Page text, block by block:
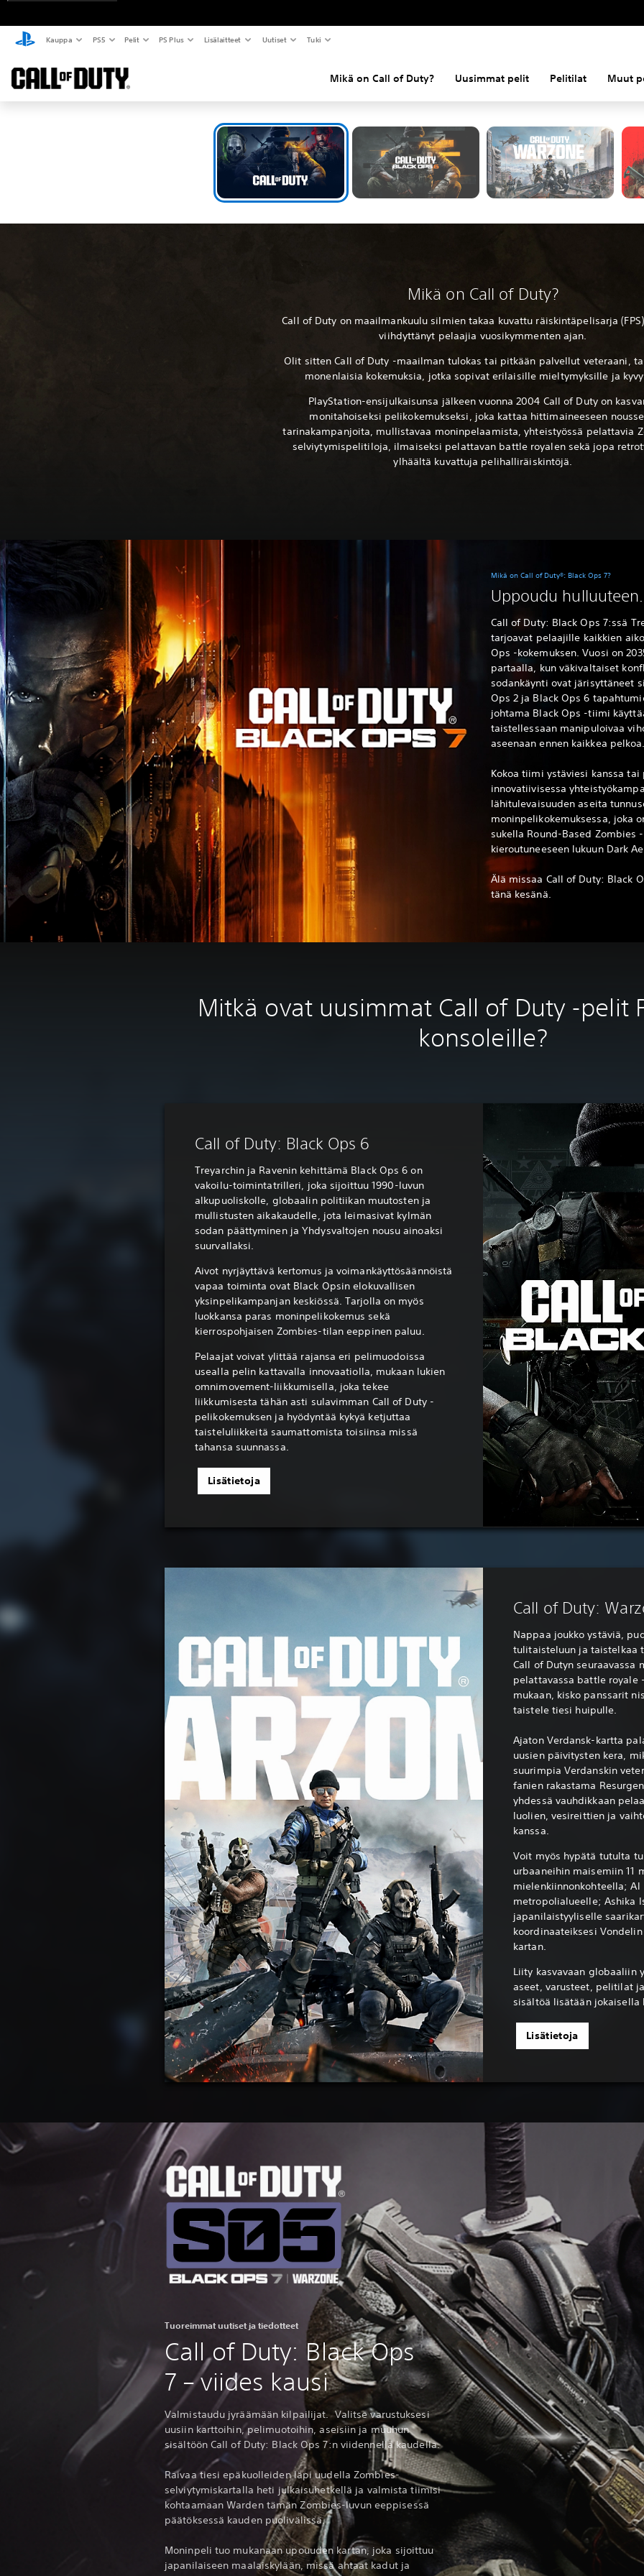
Kauppa PS5 Pelit PS Plus Lisälaitteet Uutiset Tuki
Mikä on Call of Duty? Uusimmat pelit Pelitilat Muut
Mikä on Call of Duty?
Call of Duty on maailmankuulu silmien takaa kuvattu räiskintäpelisarja
viihdyttänyt pelaajia vuosikymmenten ajan.
Olit sitten Call of Duty -maailman tulokas tai pitkään palvellut veteraani,
monenlaisia kokemuksia, jotka sopivat erilaisille mieltymyksille ja
PlayStation-ensijulkaisunsa jälkeen vuonna 2004 Call of Duty on
monitahoiseksi pelikokemukseksi, joka kattaa hittimaineeseen
tarinakampanjoita, mullistavaa moninpelaamista, yhteistyössä pelattavia
selviytymispelitiloja, ilmaiseksi pelattavan battle royalen sekä jopa
ylhäältä kuvattuja pelihalliräiskintöjä.
Mikä on Call of Duty®: Black Ops 7?
Uppoudu hulluuteen.
Call of Duty: Black Ops 7:ssä
tarjoavat pelaajille kaikkien
Ops -kokemuksen. Vuosi on
partaalla, kun väkivaltaiset
sodankäynti ovat järisyttäneet
Ops 2 ja Black Ops 6
johtama Black Ops -tiimi
taistellessaan manipuloivaa
aseenaan ennen kaikkea
Kokoa tiimi ystäviesi kanssa
innovatiivisessa
lähitulevaisuuden aseita
moninpelikokemuksessa, joka
sukella Round-Based Zombies
kieroutuneeseen lukuun Dark
Älä missaa Call of Duty: Black
tänä kesänä.
Mitkä ovat uusimmat Call of Duty -pelit
konsoleille?
Call of Duty: Black Ops 6
Treyarchin ja Ravenin kehittämä Black Ops 6 on
vakoilu-toimintatrilleri, joka sijoittuu 1990-luvun
alkupuoliskolle, globaalin politiikan muutosten ja
mullistusten aikakaudelle, jota leimasivat kylmän
sodan päättyminen ja Yhdysvaltojen nousu ainoaksi
suurvallaksi.
Aivot nyrjäyttävä kertomus ja voimankäyttösäännöistä
vapaa toiminta ovat Black Opsin elokuvallisen
yksinpelikampanjan keskiössä. Tarjolla on myös
luokkansa paras moninpelikokemus sekä
kierrospohjaisen Zombies-tilan eeppinen paluu.
Pelaajat voivat ylittää rajansa eri pelimuodoissa
usealla pelin kattavalla innovaatiolla, mukaan lukien
omnimovement-liikkumisella, joka tekee
liikkumisesta tähän asti sulavimman Call of Duty -
pelikokemuksen ja hyödyntää kykyä ketjuttaa
taisteluliikkeitä saumattomista toisiinsa missä
tahansa suunnassa.
Lisätietoja
Call of Duty:
Nappaa joukko ystäviä,
tulitaisteluun ja taistelkaa
Call of Dutyn seuraavassa
pelattavassa battle royale
mukaan, kisko panssarit
taistele tiesi huipulle.
Ajaton Verdansk-kartta
uusien päivitysten kera,
suurimpia Verdanskin
fanien rakastama
yhdessä vauhdikkaan
luolien, vesireittien ja
kanssa.
Voit myös hypätä tutulta
urbaaneihin maisemiin 11
mielenkiinnonkohteella; Al
metropolialueelle; Ashika
japanilaistyyliselle
koordinaateiksesi
kartan.
Liity kasvavaan globaaliin
aseet, varusteet, pelitilat
sisältöä lisätään jokaisella
Lisätietoja
Tuoreimmat uutiset ja tiedotteet
Call of Duty: Black Ops
7 – viides kausi
Valmistaudu jyräämään kilpailijat. Valitse varustuksesi
uusiin karttoihin, pelimuotoihin, aseisiin ja muuhun
sisältöön Call of Duty: Black Ops 7:n viidennellä kaudella.
Raivaa tiesi epäkuolleiden läpi uudella Zombies-
selviytymiskartalla heti julkaisuhetkellä ja valmista tiimisi
kohtaamaan Warden tämän Zombies-luvun eeppisessä
päätöksessä kauden puolivälissä.
Moninpeli tuo mukanaan upouuden kartan, joka sijoittuu
japanilaiseen maalaiskylään, missä ahtaat kadut ja